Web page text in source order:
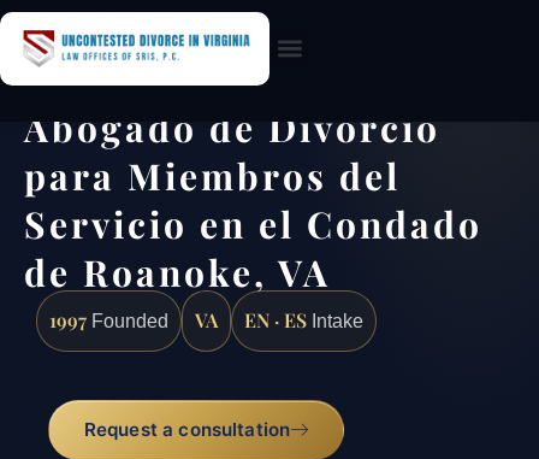
Abogado de Divorcio
para Miembros del
Servicio en el Condado
de Roanoke, VA
1997 Founded VA EN · ES Intake
Request a consultation